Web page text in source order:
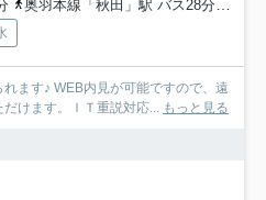
奥羽本線「秋田」駅 バス28分 秋田中央交通「新屋駅前」 停歩18分
ます♪ WEB内見が可能ですので、遠
けます。ＩＴ重説対応... もっと見る